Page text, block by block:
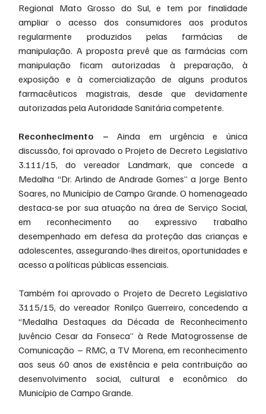
Regional Mato Grosso do Sul, e tem por finalidade
ampliar o acesso dos consumidores aos produtos
regularmente produzidos pelas farmácias de
manipulação. A proposta prevê que as farmácias com
manipulação ficam autorizadas à preparação, à
exposição e à comercialização de alguns produtos
farmacêuticos magistrais, desde que devidamente
autorizadas pela Autoridade Sanitária competente.
Reconhecimento – Ainda em urgência e única
discussão, foi aprovado o Projeto de Decreto Legislativo
3.111/15, do vereador Landmark, que concede a
Medalha “Dr. Arlindo de Andrade Gomes” a Jorge Bento
Soares, no Município de Campo Grande. O homenageado
destaca-se por sua atuação na área de Serviço Social,
em reconhecimento ao expressivo trabalho
desempenhado em defesa da proteção das crianças e
adolescentes, assegurando-lhes direitos, oportunidades e
acesso a políticas públicas essenciais.
Também foi aprovado o Projeto de Decreto Legislativo
3115/15, do vereador Ronilço Guerreiro, concedendo a
“Medalha Destaques da Década de Reconhecimento
Juvêncio Cesar da Fonseca” à Rede Matogrossense de
Comunicação – RMC, a TV Morena, em reconhecimento
aos seus 60 anos de existência e pela contribuição ao
desenvolvimento social, cultural e econômico do
Município de Campo Grande.